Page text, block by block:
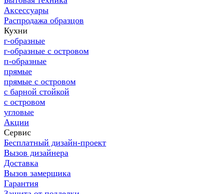
Аксессуары
Распродажа образцов
Кухни
г-образные
г-образные с островом
п-образные
прямые
прямые с островом
с барной стойкой
с островом
угловые
Акции
Сервис
Бесплатный дизайн-проект
Вызов дизайнера
Доставка
Вызов замерщика
Гарантия